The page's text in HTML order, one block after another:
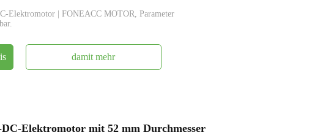
Elektromotor | FONEACC MOTOR, Parameter
damit mehr
Elektromotor mit 52 mm Durchmesser